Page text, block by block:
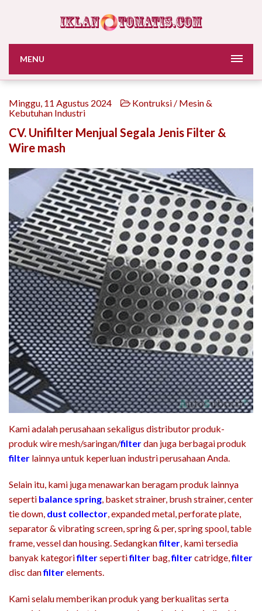
MENU
Minggu, 11 Agustus 2024
Kontruksi / Mesin &
Kebutuhan Industri
CV. Unifilter Menjual Segala Jenis Filter &
Wire mash
Kami adalah perusahaan sekaligus distributor produk-
produk wire mesh/saringan/filterdan juga berbagai produk
filter lainnya untuk keperluan industri perusahaan Anda.
Selain itu, kami juga menawarkan beragam produk lainnya
seperti balance spring, basket strainer, brush strainer, center
tie down, dust collector, expanded metal, perforate plate,
separator & vibrating screen, spring & per, spring spool, table
frame, vessel dan housing. Sedangkanfilter, kami tersedia
banyak kategorifiltersepertifilter bag,filtercatridge,filter
disc danfilterelements.
Kami selalu memberikan produk yang berkualitas serta